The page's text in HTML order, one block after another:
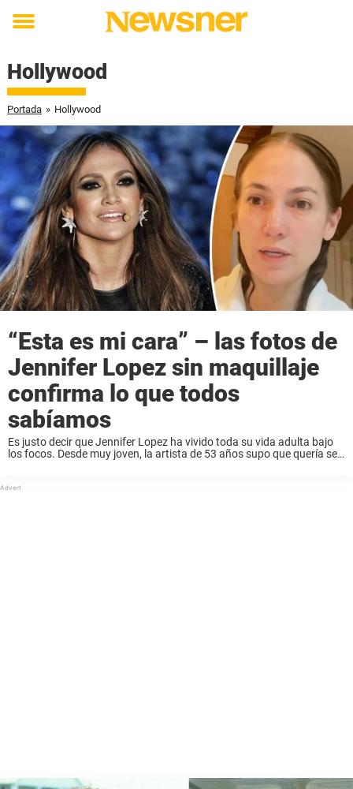
Toggle
Hollywood
Portada » Hollywood
“Esta es mi cara” – las fotos de
Jennifer Lopez sin maquillaje
confirma lo que todos
sabíamos
Es justo decir que Jennifer Lopez ha vivido toda su vida adulta bajo
los focos. Desde muy joven, la artista de 53 años supo que quería ser